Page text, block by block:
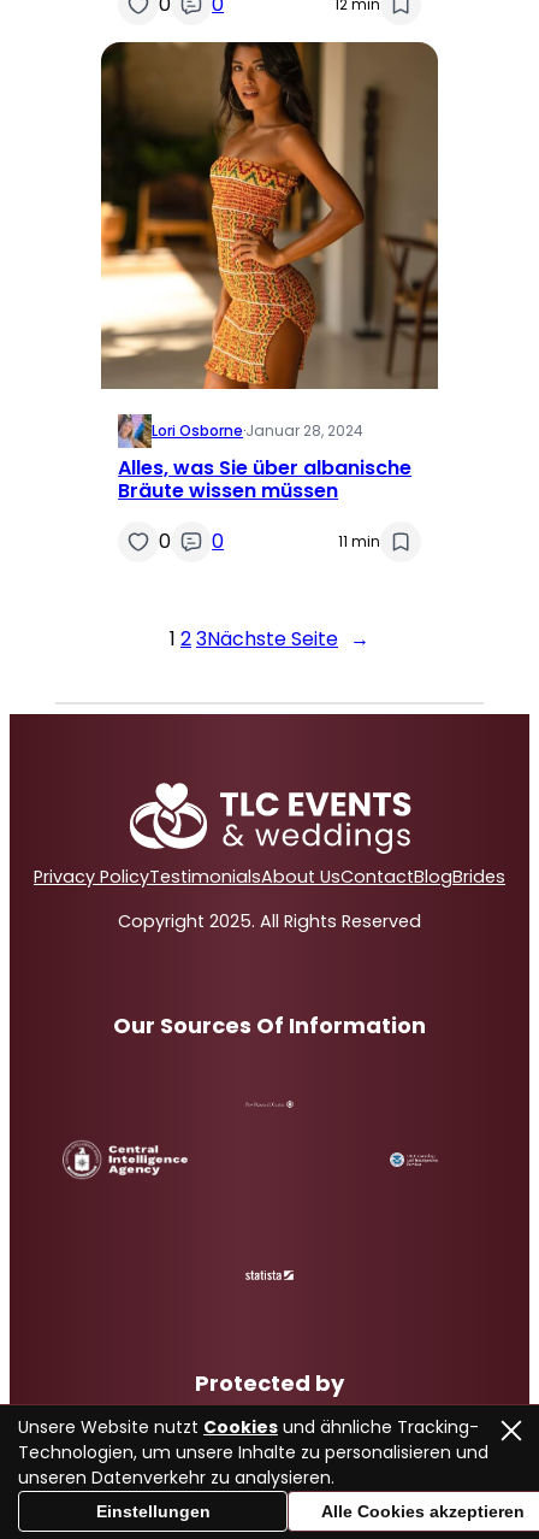
12 min
Lori Osborne·Januar 28, 2024
Alles, was Sie über albanische
Bräute wissen müssen
0
0 11 min
1 23Nächste Seite →
Privacy PolicyTestimonialsAbout UsContactBlogBrides
Copyright 2025. All Rights Reserved
Our Sources Of Information
Protected by
Unsere Website nutzt Cookies und ähnliche Tracking-
Technologien, um unsere Inhalte zu personalisieren und
unseren Datenverkehr zu analysieren.
Einstellungen Alle Cookies akzeptieren